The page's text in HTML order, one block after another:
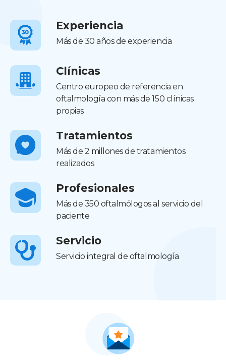
Experiencia
Más de 30 años de experiencia
Clínicas
Centro europeo de referencia en
oftalmología con más de 150 clínicas
propias
Tratamientos
Más de 2 millones de tratamientos
realizados
Profesionales
Más de 350 oftalmólogos al servicio del
paciente
Servicio
Servicio integral de oftalmología